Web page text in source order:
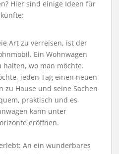
Hier sind einige Ideen für
Art zu verreisen, ist der
Ein Wohnwagen
wo man möchte.
jeden Tag einen neuen
zu Hause und seine Sachen
praktisch und es
kann unter
eröffnen.
An ein wunderbares